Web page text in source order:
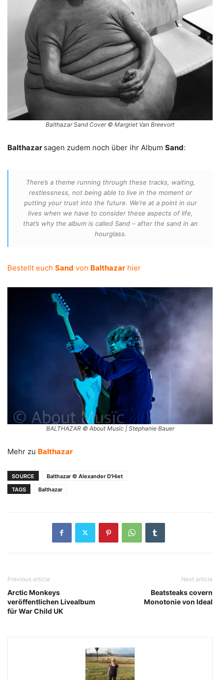
Balthazar Sand Cover © Margriet Van Breevort
Balthazar sagen zudem noch über ihr Album Sand:
There’s a theme running through these tracks, waiting,
restlessness, not being able to live in the moment or
putting your trust into the future. We’re at a point in our
lives when we have to consider these aspects of life,
that’s why the album is called Sand – after the sand in an
hourglass.
Bestellt euch Sand von Balthazar hier
BALTHAZAR © About Musïc | Stephanie Bauer
Mehr zu Balthazar
SOURCE
Balthazar © Alexander D'Hiet
TAGS
Balthazar
Previous article
Arctic Monkeys
veröffentlichen Livealbum
für War Child UK
Next article
Beatsteaks covern
Monotonie von Ideal